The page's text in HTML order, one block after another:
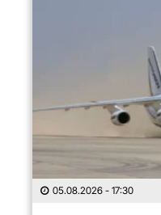
05.08.2026 - 17:30